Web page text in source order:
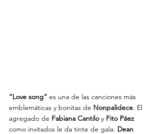
“Love song” es una de las canciones más
emblemáticas y bonitas de Nonpalidece. El
agregado de Fabiana Cantilo y Fito Páez
como invitados le da tinte de gala. Dean